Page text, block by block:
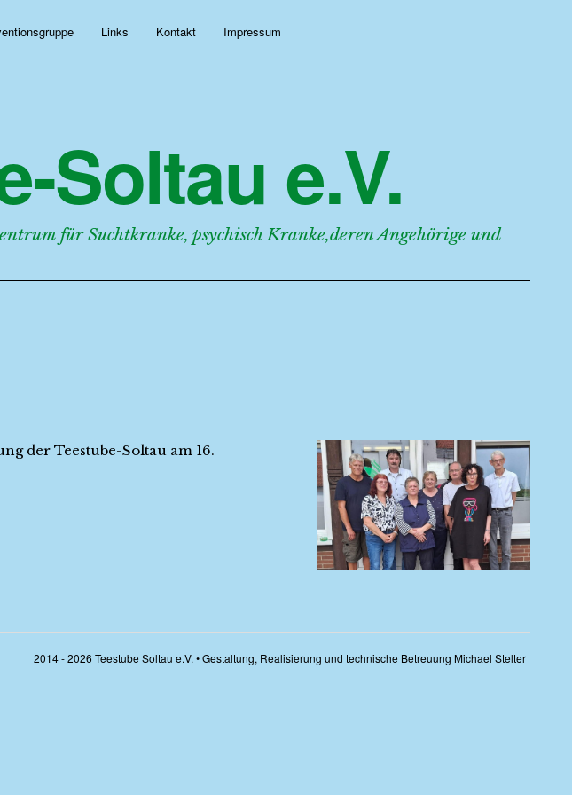
Links Kontakt Impressum
Soltau e.V.
für Suchtkranke, psychisch Kranke,deren Angehörige und
der Teestube-Soltau am 16.
2014 - 2026 Teestube Soltau e.V. • Gestaltung, Realisierung und technische Betreuung Michael Stelter